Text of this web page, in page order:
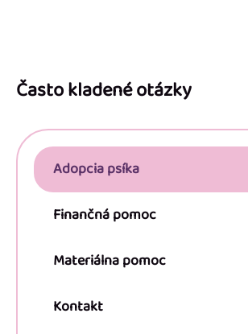
Často kladené otázky
Adopcia psíka
Finančná pomoc
Materiálna pomoc
Kontakt